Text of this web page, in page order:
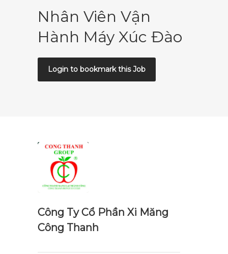
Nhân Viên Vận
Hành Máy Xúc Đào
Login to bookmark this Job
Công Ty Cổ Phần Xi Măng
Công Thanh